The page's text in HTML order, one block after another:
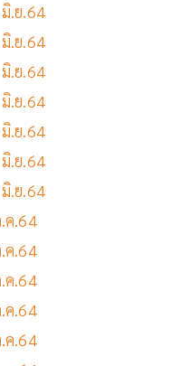
.ย.64
.ย.64
.ย.64
.ย.64
.ย.64
.ย.64
.ย.64
ค.64
ค.64
ค.64
ค.64
ค.64